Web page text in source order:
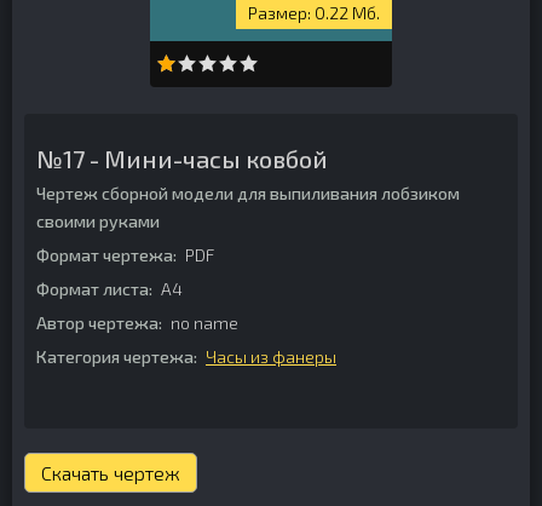
0.22 Мб.
№17 - Мини-часы ковбой
Чертеж сборной модели для выпиливания лобзиком
своими руками
Формат чертежа: PDF
Формат листа: А4
Автор чертежа: no name
Категория чертежа: Часы из фанеры
Скачать чертеж